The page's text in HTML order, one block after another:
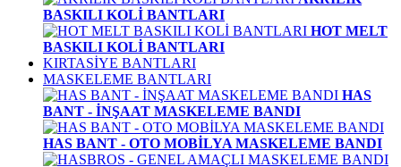
BASKILI KOLİ BANTLARI
HOT MELT
BASKILI KOLİ BANTLARI
KIRTASİYE BANTLARI
MASKELEME BANTLARI
HAS
BANT - İNŞAAT MASKELEME BANDI
HAS BANT - OTO MOBİLYA MASKELEME BANDI